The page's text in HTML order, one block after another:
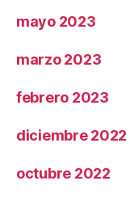
mayo 2023
marzo 2023
febrero 2023
diciembre 2022
octubre 2022